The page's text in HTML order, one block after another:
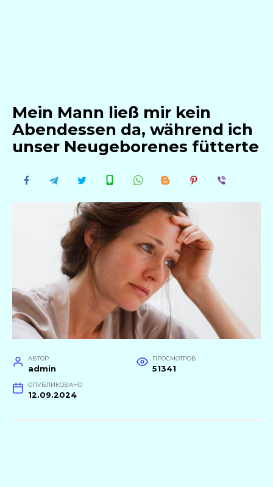
Mein Mann ließ mir kein
Abendessen da, während ich
unser Neugeborenes fütterte
АВТОР
admin
ПРОСМОТРОВ
51341
ОПУБЛИКОВАНО
12.09.2024